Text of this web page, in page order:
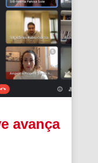
avança